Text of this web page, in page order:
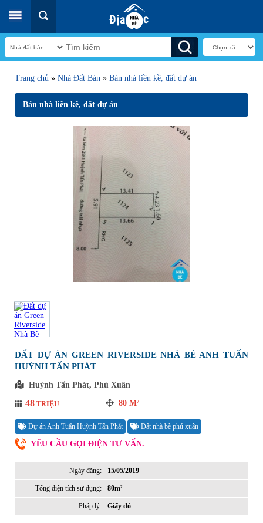
Trang chủ » Nhà Đất Bán » Bán nhà liền kề, đất dự án
Bán nhà liền kề, đất dự án
ĐẤT DỰ ÁN GREEN RIVERSIDE NHÀ BÈ ANH TUẤN
HUỲNH TẤN PHÁT
Huỳnh Tấn Phát, Phú Xuân
48 TRIỆU 80 M²
Dự án Anh Tuấn Huỳnh Tấn Phát Đất nhà bè phú xuân
YÊU CẦU GỌI ĐIỆN TƯ VẤN.
Ngày đăng: 15/05/2019
Tổng diện tích sử dụng: 80m²
Pháp lý: Giấy đỏ